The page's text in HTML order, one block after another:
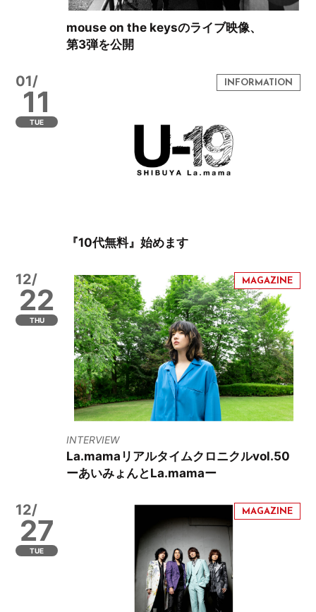
mouse on the keysのライブ映像、
第3弾を公開
01/
11
TUE
『10代無料』始めます
12/
22
THU
INTERVIEW
La.mamaリアルタイムクロニクルvol.50
ーあいみょんとLa.mamaー
12/
27
TUE